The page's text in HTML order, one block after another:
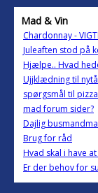
Mad & Vin
Chardonnay -
Juleaften stod på
Hjælpe.. Hvad
Ujjklædning til
spørgsmål til
mad forum sider?
Dajlig
Brug for råd
Hvad skal i have
Er der behov for